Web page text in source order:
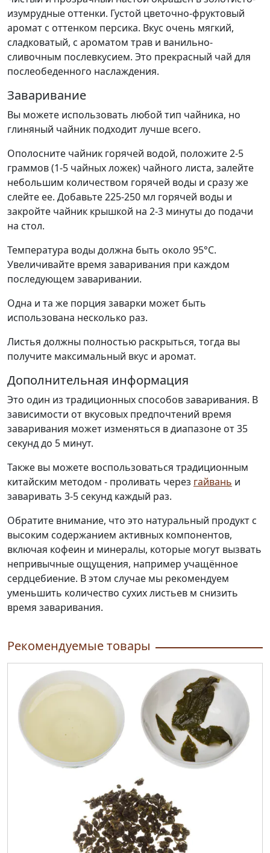
изумрудные оттенки. Густой цветочно-фруктовый
аромат с оттенком персика. Вкус очень мягкий,
сладковатый, с ароматом трав и ванильно-
сливочным послевкусием. Это прекрасный чай для
послеобеденного наслаждения.
Заваривание
Вы можете использовать любой тип чайника, но
глиняный чайник подходит лучше всего.
Ополосните чайник горячей водой, положите 2-5
граммов (1-5 чайных ложек) чайного листа, залейте
небольшим количеством горячей воды и сразу же
слейте ее. Добавьте 225-250 мл горячей воды и
закройте чайник крышкой на 2-3 минуты до подачи
на стол.
Температура воды должна быть около 95°С.
Увеличивайте время заваривания при каждом
последующем заваривании.
Одна и та же порция заварки может быть
использована несколько раз.
Листья должны полностью раскрыться, тогда вы
получите максимальный вкус и аромат.
Дополнительная информация
Это один из традиционных способов заваривания. В
зависимости от вкусовых предпочтений время
заваривания может изменяться в диапазоне от 35
секунд до 5 минут.
Также вы можете воспользоваться традиционным
китайским методом - проливать через гайвань и
заваривать 3-5 секунд каждый раз.
Обратите внимание, что это натуральный продукт с
высоким содержанием активных компонентов,
включая кофеин и минералы, которые могут вызвать
непривычные ощущения, например учащённое
сердцебиение. В этом случае мы рекомендуем
уменьшить количество сухих листьев м снизить
время заваривания.
Рекомендуемые товары